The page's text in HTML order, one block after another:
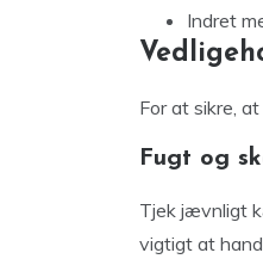
Indret
For at sikre,
Fugt og
Tjek jævnligt
vigtigt at